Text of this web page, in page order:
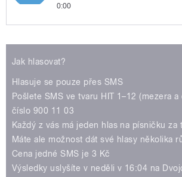
pause
0:00
Jak hlasovat?
Hlasuje se pouze přes SMS
Pošlete SMS ve tvaru HIT 1–12 (mezera
číslo 900 11 03
Každý z vás má jeden hlas na písničku za
Máte ale možnost dát své hlasy několika
Cena jedné SMS je 3 Kč
Výsledky uslyšíte v neděli v 16:04 na